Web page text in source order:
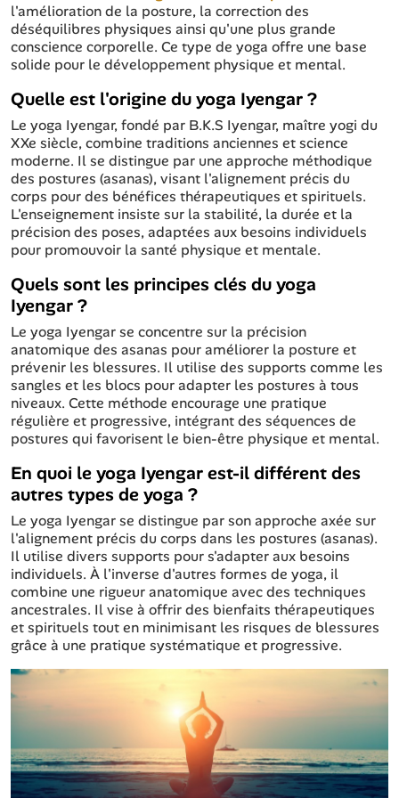
l'amélioration de la posture, la correction des
déséquilibres physiques ainsi qu'une plus grande
conscience corporelle. Ce type de yoga offre une base
solide pour le développement physique et mental.
Quelle est l'origine du yoga Iyengar ?
Le yoga Iyengar, fondé par B.K.S Iyengar, maître yogi du
XXe siècle, combine traditions anciennes et science
moderne. Il se distingue par une approche méthodique
des postures (asanas), visant l'alignement précis du
corps pour des bénéfices thérapeutiques et spirituels.
L'enseignement insiste sur la stabilité, la durée et la
précision des poses, adaptées aux besoins individuels
pour promouvoir la santé physique et mentale.
Quels sont les principes clés du yoga
Iyengar ?
Le yoga Iyengar se concentre sur la précision
anatomique des asanas pour améliorer la posture et
prévenir les blessures. Il utilise des supports comme les
sangles et les blocs pour adapter les postures à tous
niveaux. Cette méthode encourage une pratique
régulière et progressive, intégrant des séquences de
postures qui favorisent le bien-être physique et mental.
En quoi le yoga Iyengar est-il différent des
autres types de yoga ?
Le yoga Iyengar se distingue par son approche axée sur
l'alignement précis du corps dans les postures (asanas).
Il utilise divers supports pour s'adapter aux besoins
individuels. À l'inverse d'autres formes de yoga, il
combine une rigueur anatomique avec des techniques
ancestrales. Il vise à offrir des bienfaits thérapeutiques
et spirituels tout en minimisant les risques de blessures
grâce à une pratique systématique et progressive.